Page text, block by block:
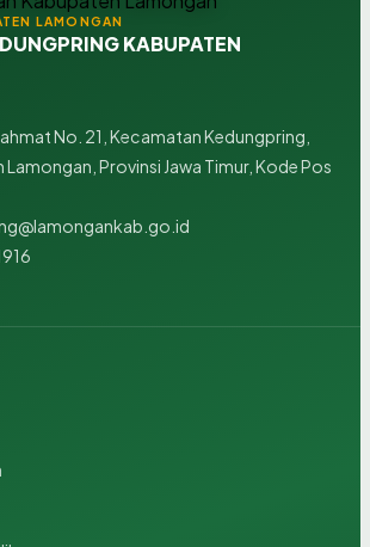
LAMONGAN
KABUPATEN
No. 21, Kecamatan Kedungpring,
Provinsi Jawa Timur, Kode Pos